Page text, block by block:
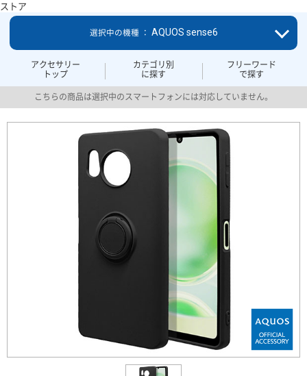
ストア
アクセサリー
トップ
カテゴリ別
に探す
フリーワード
で探す
選択中の機種 ： AQUOS sense6
こちらの商品は選択中のスマートフォンには対応していません。